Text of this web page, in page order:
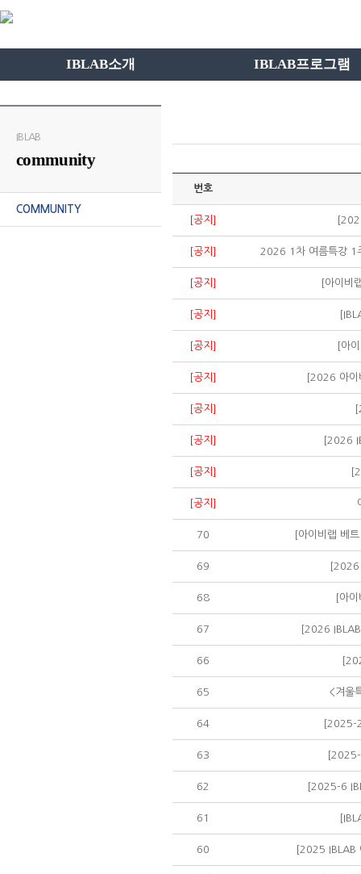
IBLAB소개 IBLAB프로그램
IBLAB
community
COMMUNITY
번호
[공지]
[공지] 2026 1차 여름특강 1
[공지] [아이비
[공지]
[공지] [아
[공지] [2026 아이
[공지]
[공지] [2026
[공지]
[공지]
70 [아이비랩 베
69 [2026
68 [아
67 [2026
66
65 <겨울
64 [2025-
63 [2025-
62 [2025-6
61
60 [2025 IBLAB